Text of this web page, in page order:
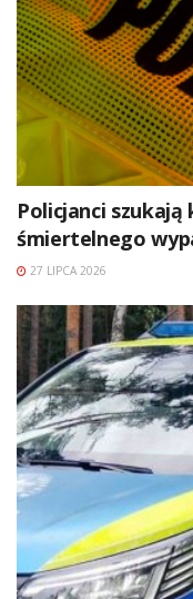
Policjanci
śmiertelnego
27 LIPCA 2026